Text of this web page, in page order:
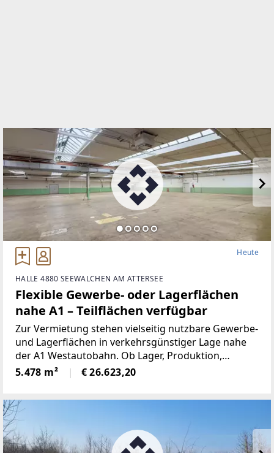
Heute
HALLE 4880 SEEWALCHEN AM ATTERSEE
Flexible Gewerbe- oder Lagerflächen
nahe A1 – Teilflächen verfügbar
Zur Vermietung stehen vielseitig nutzbare Gewerbe-
und Lagerflächen in verkehrsgünstiger Lage nahe
der A1 Westautobahn. Ob Lager, Produktion,
Logistik, Werkstätte oder Gewerbebetrieb – die
Flächen können flexibel an den jeweiligen Bedarf
5.478 m² € 26.623,20